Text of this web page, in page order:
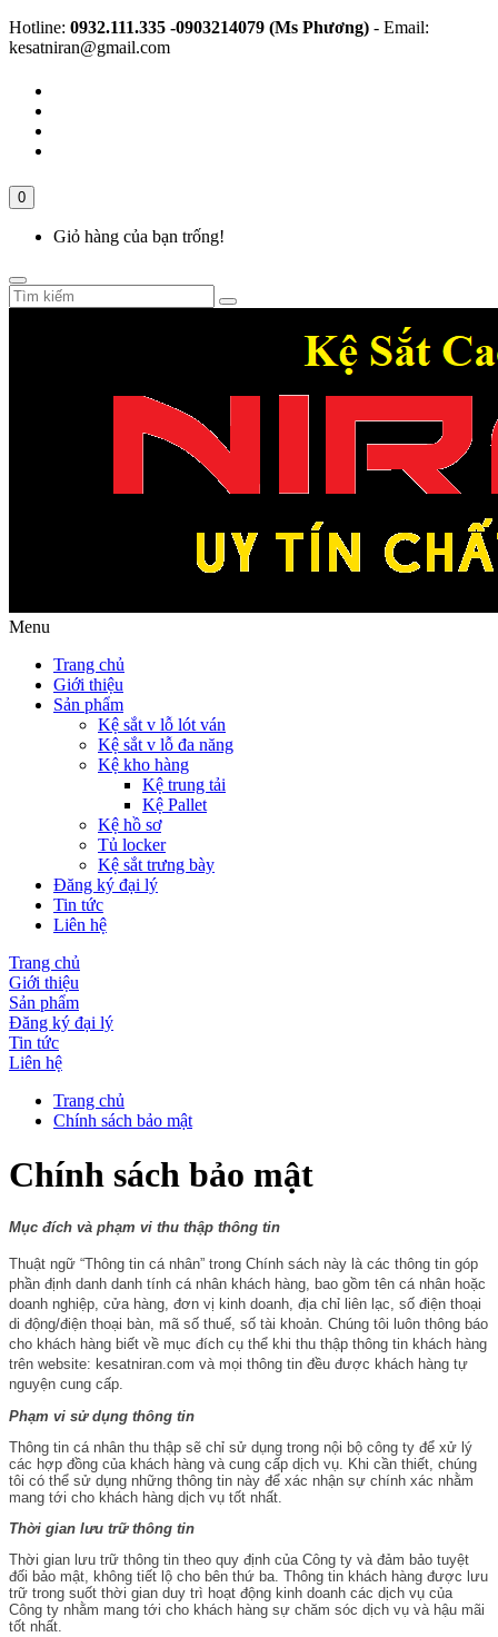
Hotline: 0932.111.335 -0903214079 (Ms Phương) - Email:
kesatniran@gmail.com
0
Giỏ hàng của bạn trống!
Menu
Trang chủ
Giới thiệu
Sản phẩm
Kệ sắt v lỗ lót ván
Kệ sắt v lỗ đa năng
Kệ kho hàng
Kệ trung tải
Kệ Pallet
Kệ hồ sơ
Tủ locker
Kệ sắt trưng bày
Đăng ký đại lý
Tin tức
Liên hệ
Trang chủ
Giới thiệu
Sản phẩm
Đăng ký đại lý
Tin tức
Liên hệ
Trang chủ
Chính sách bảo mật
Chính sách bảo mật
Mục đích và phạm vi thu thập thông tin
Thuật ngữ “Thông tin cá nhân” trong Chính sách này là các thông tin góp
phần định danh danh tính cá nhân khách hàng, bao gồm tên cá nhân hoặc
doanh nghiệp, cửa hàng, đơn vị kinh doanh, địa chỉ liên lạc, số điện thoại
di động/điện thoại bàn, mã số thuế, số tài khoản. Chúng tôi luôn thông báo
cho khách hàng biết về mục đích cụ thể khi thu thập thông tin khách hàng
trên website: kesatniran.com và mọi thông tin đều được khách hàng tự
nguyện cung cấp.
Phạm vi sử dụng thông tin
Thông tin cá nhân thu thập sẽ chỉ sử dụng trong nội bộ công ty để xử lý
các hợp đồng của khách hàng và cung cấp dịch vụ. Khi cần thiết, chúng
tôi có thể sử dụng những thông tin này để xác nhận sự chính xác nhằm
mang tới cho khách hàng dịch vụ tốt nhất.
Thời gian lưu trữ thông tin
Thời gian lưu trữ thông tin theo quy định của Công ty và đảm bảo tuyệt
đối bảo mật, không tiết lộ cho bên thứ ba. Thông tin khách hàng được lưu
trữ trong suốt thời gian duy trì hoạt động kinh doanh các dịch vụ của
Công ty nhằm mang tới cho khách hàng sự chăm sóc dịch vụ và hậu mãi
tốt nhất.